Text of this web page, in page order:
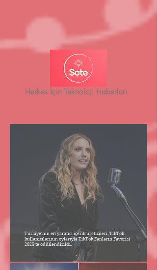
Herkes İçin Teknoloji Haberleri
Türkiye’nin en yaratıcı içerik üreticileri, TikTok
kullanıcılarının oylarıyla TikTok Fanların Favorisi
2025’te ödüllendirildi.